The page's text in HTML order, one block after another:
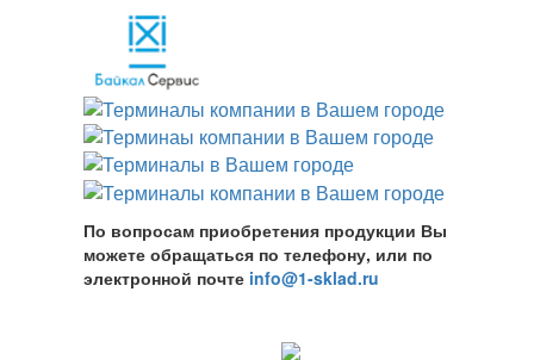
По вопросам приобретения продукции Вы
можете обращаться по телефону, или по
электронной почте info@1-sklad.ru